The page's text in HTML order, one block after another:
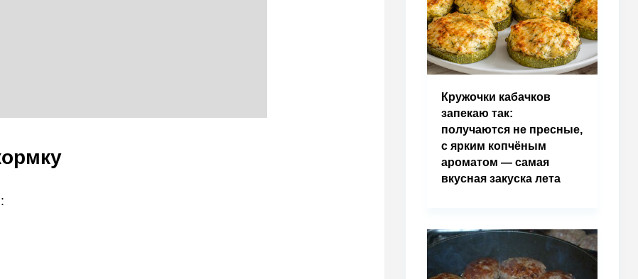
Кружочки кабачков
запекаю так:
получаются не пресные,
с ярким копчёным
ароматом — самая
вкусная закуска лета